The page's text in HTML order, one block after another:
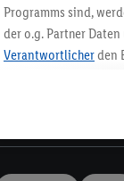
Programms sind,
der o.g. Partner
Verantwortlicherden
angereicherten
Kaufverhalten in
genauen